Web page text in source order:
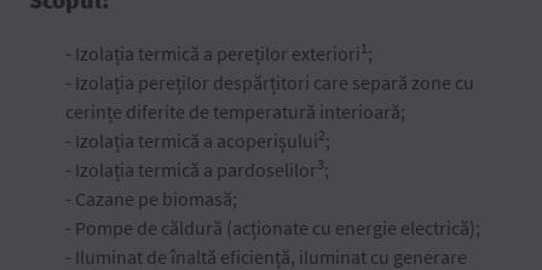
- Izolația termică a pereților exteriori1;
- Izolația pereților despărțitori care separă zone cu
cerințe diferite de temperatură interioară;
- Izolația termică a acoperișului2;
- Izolația termică a pardoselilor3;
- Cazane pe biomasă;
- Pompe de căldură (acționate cu energie electrică);
- Iluminat de înaltă eficiență, iluminat cu generare